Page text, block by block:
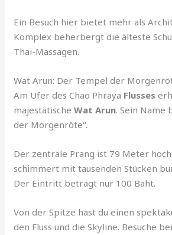
Ein Besuch hier bietet mehr als
Komplex beherbergt die älteste
Thai-Massagen.
Wat Arun: Der Tempel der
Am Ufer des Chao Phraya Flusses
majestätischeWat Arun. Sein Name
der Morgenröte“.
Der zentrale Prang ist 79 Meter
schimmert mit tausenden Stücken
Der Eintritt beträgt nur 100 Baht.
Von der Spitze hast du einen
den Fluss und die Skyline. Besuche